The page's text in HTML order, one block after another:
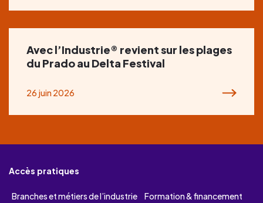
Avec l’Industrie® revient sur les plages
du Prado au Delta Festival
26 juin 2026
Accès pratiques
Branches et métiers de l’industrie
Formation & financement